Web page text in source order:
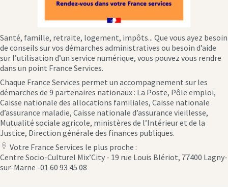
Santé, famille, retraite, logement, impôts... Que vous ayez besoin
de conseils sur vos démarches administratives ou besoin d’aide
sur l’utilisation d’un service numérique, vous pouvez vous rendre
dans un point France Services.
Chaque France Services permet un accompagnement sur les
démarches de 9 partenaires nationaux : La Poste, Pôle emploi,
Caisse nationale des allocations familiales, Caisse nationale
d’assurance maladie, Caisse nationale d’assurance vieillesse,
Mutualité sociale agricole, ministères de l’Intérieur et de la
Justice, Direction générale des finances publiques.
location
icon
Votre France Services le plus proche :
Centre Socio-Culturel Mix’City - 19 rue Louis Blériot, 77400 Lagny-
sur-Marne -01 60 93 45 08